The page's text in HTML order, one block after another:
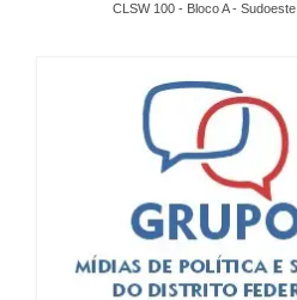
CLSW 100 - Bloco A - Sudoeste